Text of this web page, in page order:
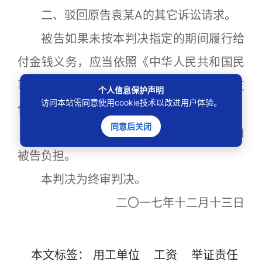
二、驳回原告袁某A的其它诉讼请求。
被告如果未按本判决指定的期间履行给
付金钱义务，应当依照《中华人民共和国民
事诉讼法》第二百五十三条之规定，加倍支
付迟延履行期间的债务利息。
本案受理费10元，减半收取计5元，由
被告负担。
本判决为终审判决。
二〇一七年十二月十三日
本文标签： 用工单位 工资
举证责任
个人信息保护声明
访问本站需同意使用cookie技术以改进用户体验。
同意后关闭